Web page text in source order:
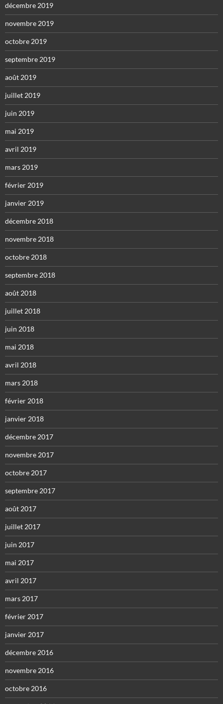
décembre 2019
novembre 2019
octobre 2019
septembre 2019
août 2019
juillet 2019
juin 2019
mai 2019
avril 2019
mars 2019
février 2019
janvier 2019
décembre 2018
novembre 2018
octobre 2018
septembre 2018
août 2018
juillet 2018
juin 2018
mai 2018
avril 2018
mars 2018
février 2018
janvier 2018
décembre 2017
novembre 2017
octobre 2017
septembre 2017
août 2017
juillet 2017
juin 2017
mai 2017
avril 2017
mars 2017
février 2017
janvier 2017
décembre 2016
novembre 2016
octobre 2016